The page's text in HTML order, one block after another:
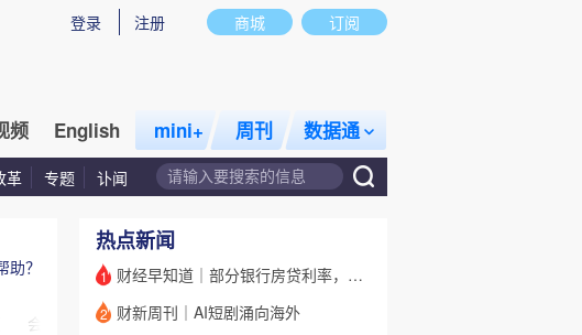
商城 订阅
登录 注册
频 English mini+ 周刊 数据通
革 专题 讣闻
助？
会议 话题 特别呈现 私房课
热点新闻
1 财经早知道｜部分银行房贷利率，降至“2字头
2 财新周刊｜AI短剧涌向海外